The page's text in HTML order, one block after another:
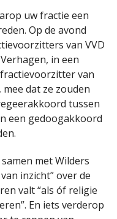
uw fractie een
Op de avond
van VVD
in een
van
mee dat ze zouden
tussen
een gedoogakkoord
met Wilders
inzicht” over de
valt “als óf religie
En iets verderop